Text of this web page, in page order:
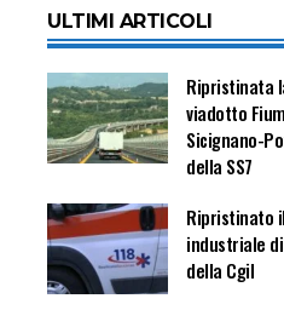
ULTIMI ARTICOLI
Ripristinata
viadotto
Sicignano-
della SS7
Ripristinato
industriale
della Cgil